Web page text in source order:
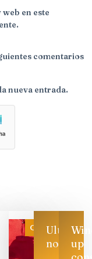
en este
comentarios
nueva entrada.
CategoríaUltimas
noticias
up